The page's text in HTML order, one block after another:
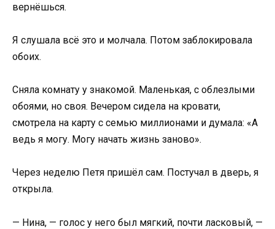
вернёшься.
Я слушала всё это и молчала. Потом заблокировала
обоих.
Сняла комнату у знакомой. Маленькая, с облезлыми
обоями, но своя. Вечером сидела на кровати,
смотрела на карту с семью миллионами и думала: «А
ведь я могу. Могу начать жизнь заново».
Через неделю Петя пришёл сам. Постучал в дверь, я
открыла.
— Нина, — голос у него был мягкий, почти ласковый, —